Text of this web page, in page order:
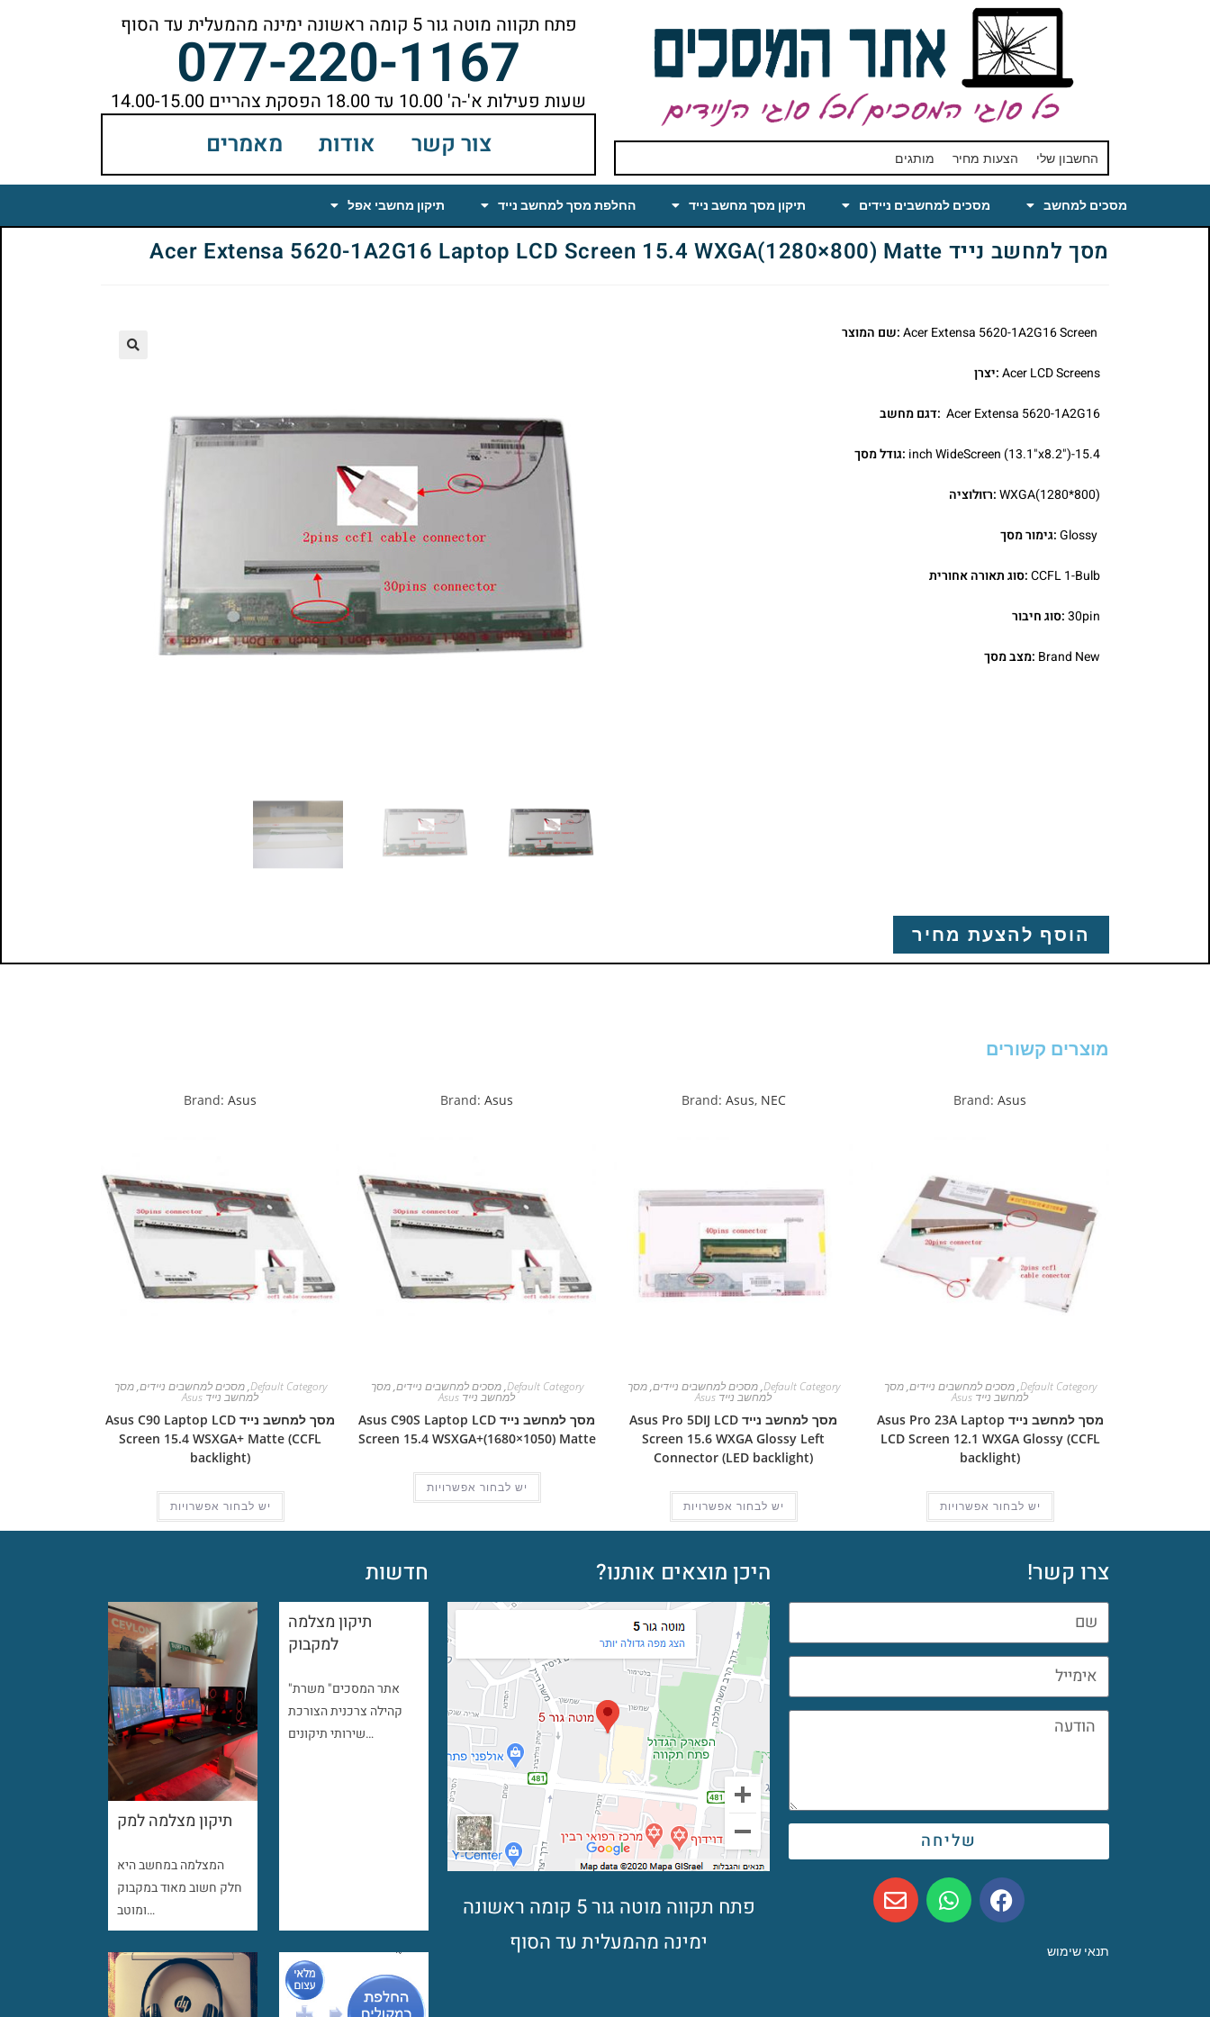
החשבון שלי הצעות מחיר מותגים
פתח תקווה מוטה גור 5 קומה ראשונה ימינה מהמעלית עד הסוף
077-220-1167שעות פעילות א'-ה' 10.00 עד 18.00 הפסקת צהריים 14.00-15.00
צור קשר אודות מאמרים
מסכים למחשב מסכים למחשבים ניידים תיקון מסך מחשב נייד החלפת מסך למחשב נייד תיקון מחשבי אפל
מסך למחשב נייד Acer Extensa 5620-1A2G16 Laptop LCD Screen 15.4 WXGA(1280×800) Matte
:שם המוצר
Acer LCD Screens:יצרן
Acer Extensa 5620-1A2G16 :דגם מחשב
15.4-inch WideScreen (13.1"x8.2") :גודל מסך
WXGA(1280*800):רזולוציה
Glossy:גימור מסך
CCFL 1-Bulb:סוג תאורה אחורית
30pin:סוג חיבור
Brand New :מצב מסך
הוסף להצעת מחיר
מוצרים קשורים
Brand: Asus
Default Category
,מסכים למחשבים ניידים,מסך
למחשב נייד Asus
מסך למחשב נייד Asus Pro 23A Laptop
LCD Screen 12.1 WXGA Glossy (CCFL
backlight)
יש לבחור אפשרויות
Brand: Asus, NEC
Default Category
,מסכים למחשבים ניידים,מסך
למחשב נייד Asus
מסך למחשב נייד Asus Pro 5DIJ LCD
Screen 15.6 WXGA Glossy Left
Connector (LED backlight)
יש לבחור אפשרויות
Brand: Asus
Default Category
,מסכים למחשבים ניידים,מסך
למחשב נייד Asus
מסך למחשב נייד Asus C90S Laptop LCD
Screen 15.4 WSXGA+(1680×1050) Matte
יש לבחור אפשרויות
Brand: Asus
Default Category
,מסכים למחשבים ניידים,מסך
למחשב נייד Asus
מסך למחשב נייד Asus C90 Laptop LCD
Screen 15.4 WSXGA+ Matte (CCFL
backlight)
יש לבחור אפשרויות
צרו קשר!
שליחה
תנאי שימוש
היכן מוצאים אותנו?
פתח תקווה מוטה גור 5 קומה ראשונה
ימינה מהמעלית עד הסוף
חדשות
תיקון מצלמה למק
המצלמה במחשב היא
חלק חשוב מאוד במקבוק
ומוטב…
תיקון מצלמה
למקבוק
"אתר המסכים" משרת
קהילה צרכנית הצורכת
שירותי תיקונים…